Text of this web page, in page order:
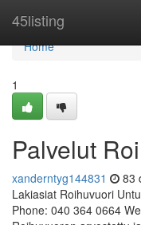
45listing
Home
Home
1
Palvelut
xanderntyg144831 83
Lakiasiat Roihuvuori
Phone: 040 364 0664